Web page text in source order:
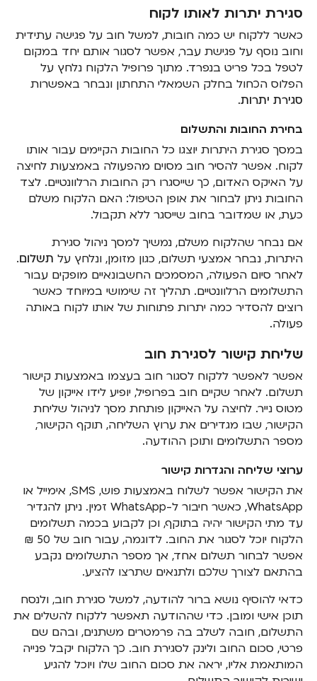
סגירת יתרות לאותו לקוח
כאשר ללקוח יש כמה חובות, למשל חוב על פגישה עתידית
וחוב נוסף על פגישת עבר, אפשר לסגור אותם יחד במקום
לטפל בכל פריט בנפרד. מתוך פרופיל הלקוח נלחץ על
הפלוס הכחול בחלק השמאלי התחתון ונבחר באפשרות
סגירת יתרות.
בחירת החובות והתשלום
במסך סגירת היתרות יוצגו כל החובות הקיימים עבור אותו
לקוח. אפשר להסיר חוב מסוים מהפעולה באמצעות לחיצה
על האיקס האדום, כך שייסגרו רק החובות הרלוונטיים. לצד
החובות ניתן לבחור את אופן הטיפול: האם הלקוח משלם
כעת, או שמדובר בחוב שייסגר ללא תקבול.
אם נבחר שהלקוח משלם, נמשיך למסך ניהול סגירת
היתרות, נבחר אמצעי תשלום, כגון מזומן, ונלחץ על תשלום.
לאחר סיום הפעולה, המסמכים החשבונאיים מופקים עבור
התשלומים הרלוונטיים. תהליך זה שימושי במיוחד כאשר
רוצים להסדיר כמה יתרות פתוחות של אותו לקוח באותה
פעולה.
שליחת קישור לסגירת חוב
אפשר לאפשר ללקוח לסגור חוב בעצמו באמצעות קישור
תשלום. לאחר שקיים חוב בפרופיל, יופיע לידו אייקון של
מטוס נייר. לחיצה על האייקון פותחת מסך לניהול שליחת
הקישור, שבו מגדירים את ערוץ השליחה, תוקף הקישור,
מספר התשלומים ותוכן ההודעה.
ערוצי שליחה והגדרות קישור
את הקישור אפשר לשלוח באמצעות פוש, SMS, אימייל או
WhatsApp, כאשר חיבור ל-WhatsApp זמין. ניתן להגדיר
עד מתי הקישור יהיה בתוקף, וכן לקבוע בכמה תשלומים
הלקוח יוכל לסגור את החוב. לדוגמה, עבור חוב של 50 ₪
אפשר לבחור תשלום אחד, אך מספר התשלומים נקבע
בהתאם לצורך שלכם ולתנאים שתרצו להציע.
כדאי להוסיף נושא ברור להודעה, למשל סגירת חוב, ולנסח
תוכן אישי ומובן. כדי שההודעה תאפשר ללקוח להשלים את
התשלום, חובה לשלב בה פרמטרים משתנים, ובהם שם
פרטי, סכום החוב ולינק לסגירת חוב. כך הלקוח יקבל פנייה
המותאמת אליו, יראה את סכום החוב שלו ויוכל להגיע